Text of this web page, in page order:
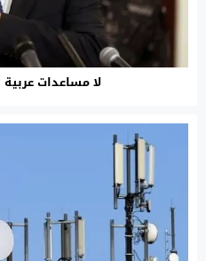
لا مساعدات